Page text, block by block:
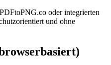
oder integrierten
und ohne